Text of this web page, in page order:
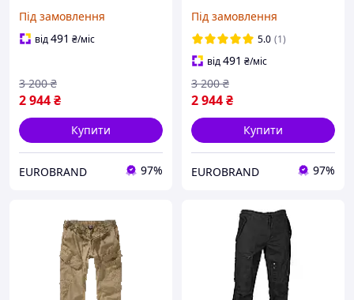
Під замовлення
від491 ₴/міс
2 944₴
3 200 ₴
Купити
EUROBRAND 97%
Під замовлення
5.0 (1)
від491 ₴/міс
2 944₴
3 200 ₴
Купити
EUROBRAND 97%